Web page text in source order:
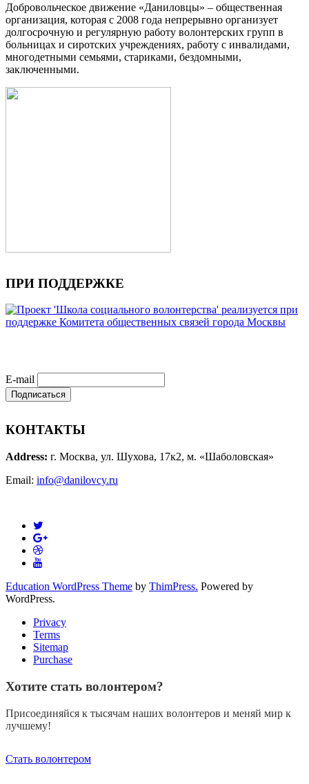
Добровольческое движение «Даниловцы» – общественная
организация, которая с 2008 года непрерывно организует
долгосрочную и регулярную работу волонтерских групп в
больницах и сиротских учреждениях, работу с инвалидами,
многодетными семьями, стариками, бездомными,
заключенными.
ПРИ ПОДДЕРЖКЕ
E-mail
КОНТАКТЫ
Address: г. Москва, ул. Шухова, 17к2, м. «Шаболовская»
Email: info@danilovcy.ru
Education WordPress Theme by ThimPress. Powered by
WordPress.
Privacy
Terms
Sitemap
Purchase
Хотите стать волонтером?
Присоединяйся к тысячам наших волонтеров и меняй мир к
лучшему!
Стать волонтером